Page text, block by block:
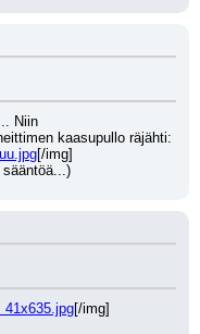
Niin
kaasupullo räjähti:
[/img]
41x635.jpg[/img]